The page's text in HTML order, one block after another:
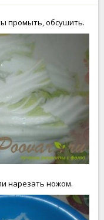
промыть, обсушить.
нарезать ножом.